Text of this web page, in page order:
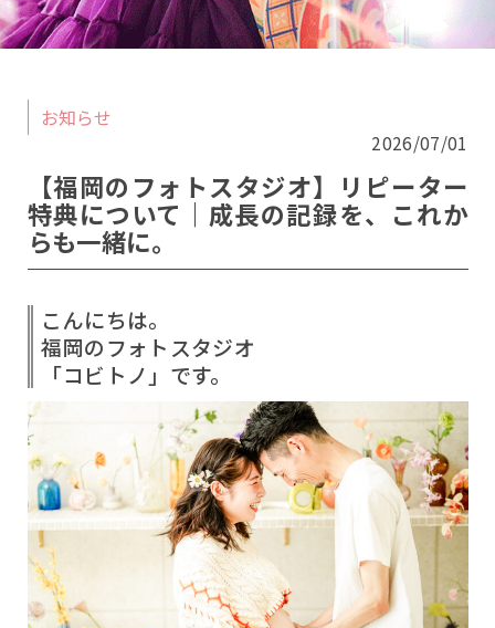
こちらから予約ができます
桜坂店 原店2F
土日祝日は追加料金【＋5,500円(税込)】
10.11.12月は七五三撮影のお客様のみ
シーズン料金【＋5,500円(税込)】を頂戴いたしま
す。
お知らせ
2026/07/01
【福岡のフォトスタジオ】リピーター
特典について｜成長の記録を、これか
らも一緒に。
こんにちは。
福岡のフォトスタジオ
「コビトノ」です。